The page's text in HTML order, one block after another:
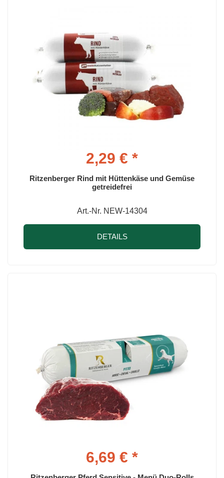
2,29 € *
Ritzenberger Rind mit Hüttenkäse und Gemüse
getreidefrei
Art.-Nr. NEW-14304
DETAILS
6,69 € *